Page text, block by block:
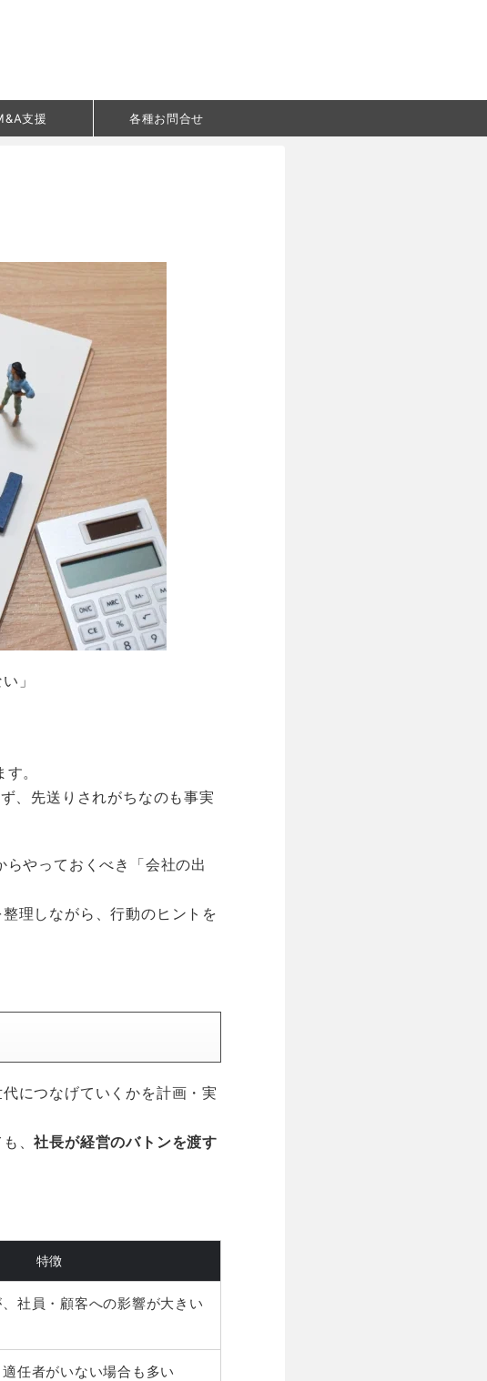
支援 各種お問合せ
」
。
、先送りされがちなのも事実
やっておくべき「会社の出
理しながら、行動のヒントを
につなげていくかを計画・実
、社長が経営のバトンを渡す
特徴
社員・顧客への影響が大きい
任者がいない場合も多い